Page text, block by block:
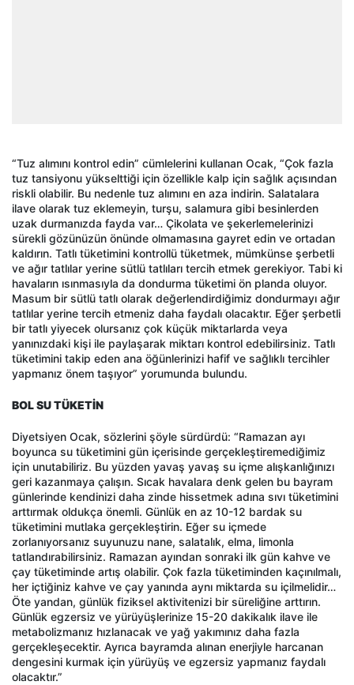
“Tuz alımını kontrol edin” cümlelerini kullanan Ocak, “Çok fazla
tuz tansiyonu yükselttiği için özellikle kalp için sağlık açısından
riskli olabilir. Bu nedenle tuz alımını en aza indirin. Salatalara
ilave olarak tuz eklemeyin, turşu, salamura gibi besinlerden
uzak durmanızda fayda var… Çikolata ve şekerlemelerinizi
sürekli gözünüzün önünde olmamasına gayret edin ve ortadan
kaldırın. Tatlı tüketimini kontrollü tüketmek, mümkünse şerbetli
ve ağır tatlılar yerine sütlü tatlıları tercih etmek gerekiyor. Tabi ki
havaların ısınmasıyla da dondurma tüketimi ön planda oluyor.
Masum bir sütlü tatlı olarak değerlendirdiğimiz dondurmayı ağır
tatlılar yerine tercih etmeniz daha faydalı olacaktır. Eğer şerbetli
bir tatlı yiyecek olursanız çok küçük miktarlarda veya
yanınızdaki kişi ile paylaşarak miktarı kontrol edebilirsiniz. Tatlı
tüketimini takip eden ana öğünlerinizi hafif ve sağlıklı tercihler
yapmanız önem taşıyor” yorumunda bulundu.
BOL SU TÜKETİN
Diyetsiyen Ocak, sözlerini şöyle sürdürdü: “Ramazan ayı
boyunca su tüketimini gün içerisinde gerçekleştiremediğimiz
için unutabiliriz. Bu yüzden yavaş yavaş su içme alışkanlığınızı
geri kazanmaya çalışın. Sıcak havalara denk gelen bu bayram
günlerinde kendinizi daha zinde hissetmek adına sıvı tüketimini
arttırmak oldukça önemli. Günlük en az 10-12 bardak su
tüketimini mutlaka gerçekleştirin. Eğer su içmede
zorlanıyorsanız suyunuzu nane, salatalık, elma, limonla
tatlandırabilirsiniz. Ramazan ayından sonraki ilk gün kahve ve
çay tüketiminde artış olabilir. Çok fazla tüketiminden kaçınılmalı,
her içtiğiniz kahve ve çay yanında aynı miktarda su içilmelidir…
Öte yandan, günlük fiziksel aktivitenizi bir süreliğine arttırın.
Günlük egzersiz ve yürüyüşlerinize 15-20 dakikalık ilave ile
metabolizmanız hızlanacak ve yağ yakımınız daha fazla
gerçekleşecektir. Ayrıca bayramda alınan enerjiyle harcanan
dengesini kurmak için yürüyüş ve egzersiz yapmanız faydalı
olacaktır.”